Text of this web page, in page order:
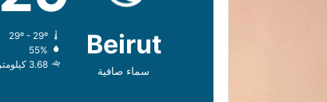
Beirut
سماء صافية
29º - 29º
55%
3.68 كيلومتر/ساعة